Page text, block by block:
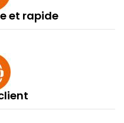
et rapide